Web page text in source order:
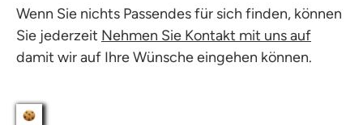
Wenn Sie nichts Passendes für sich finden, können
Sie jederzeit Nehmen Sie Kontakt mit uns auf
damit wir auf Ihre Wünsche eingehen können.